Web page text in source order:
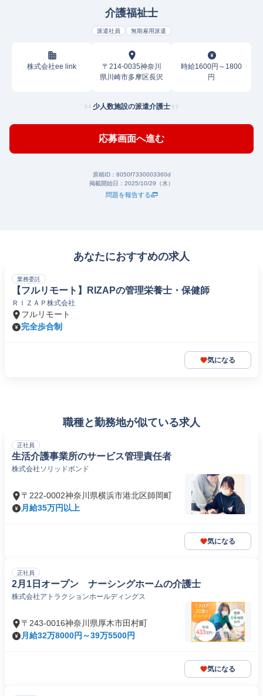
介護福祉士
派遣社員 無期雇用派遣
株式会社ee link
〒214-0035神奈川
県川崎市多摩区長沢
時給1600円～1800
円
少人数施設の派遣介護士
応募画面へ進む
原稿ID： 8050f7330003360d
掲載開始日： 2025/10/29（水）
問題を報告する
あなたにおすすめの求人
業務委託
【フルリモート】RIZAPの管理栄養士・保健師
ＲＩＺＡＰ株式会社
フルリモート
完全歩合制
気になる
職種と勤務地が似ている求人
正社員
生活介護事業所のサービス管理責任者
株式会社ソリッドボンド
〒222-0002神奈川県横浜市港北区師岡町
月給35万円以上
気になる
正社員
2月1日オープン ナーシングホームの介護士
株式会社アトラクションホールディングス
〒243-0016神奈川県厚木市田村町
月給32万8000円～39万5500円
気になる